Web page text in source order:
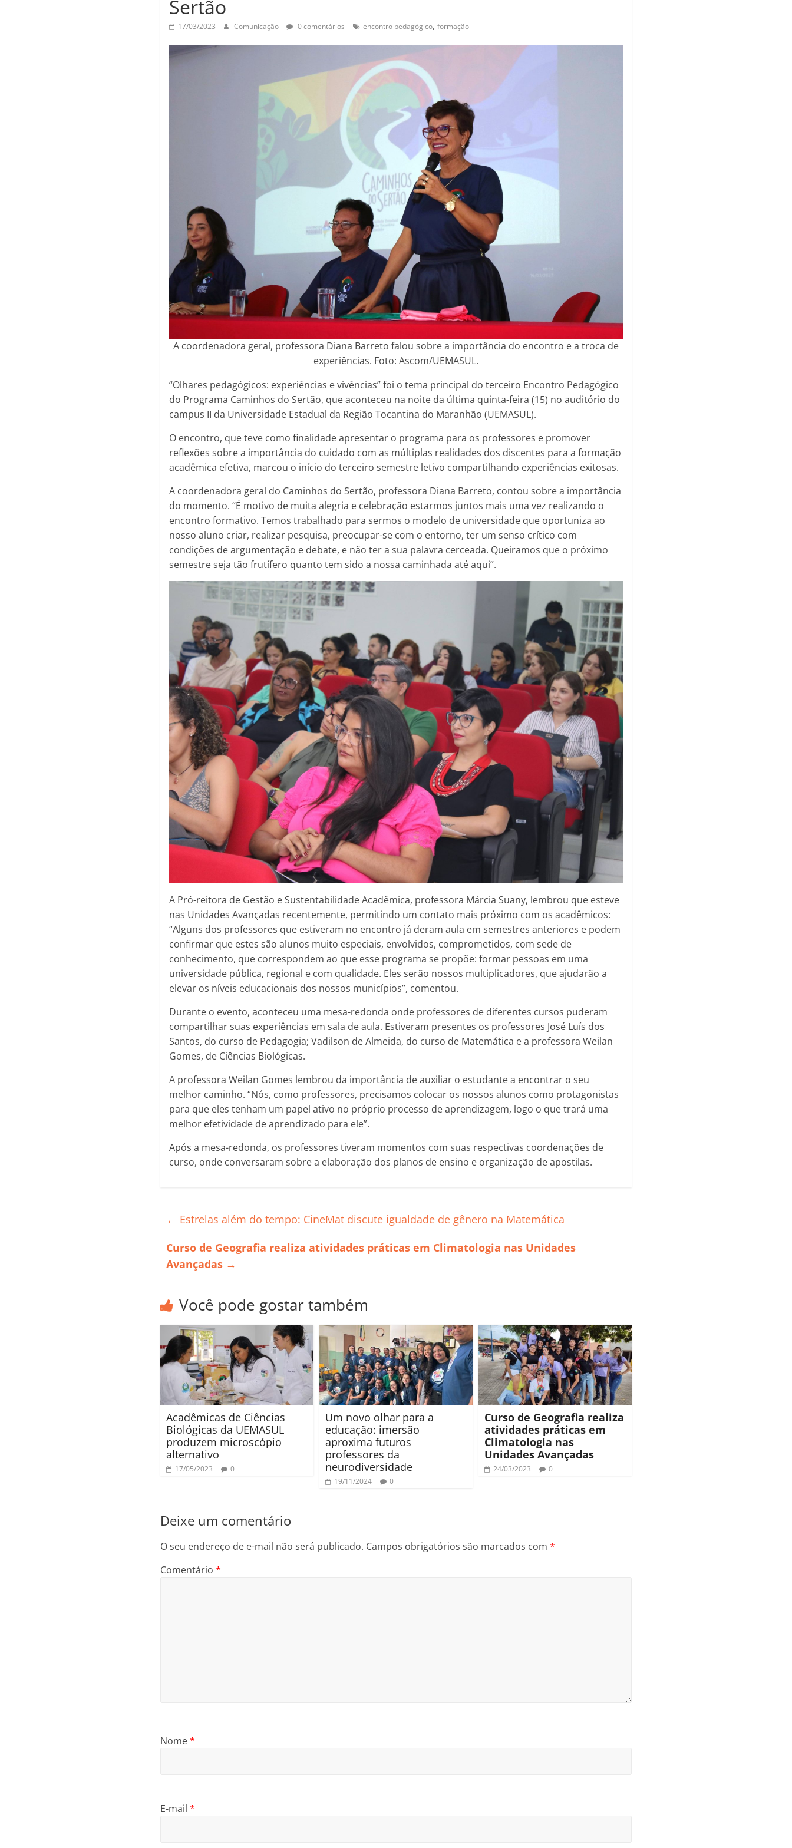
Unidade Avançada de Itinga é
premiado na VIII SAPIENS
UEMASULSertão
17/03/2023 Comunicação 0 comentários encontro pedagógico, formação
A coordenadora geral, professora Diana Barreto falou sobre a importância do encontro e a troca de
experiências. Foto: Ascom/UEMASUL.
“Olhares pedagógicos: experiências e vivências” foi o tema principal do terceiro Encontro Pedagógico
do Programa Caminhos do Sertão, que aconteceu na noite da última quinta-feira (15) no auditório do
campus II da Universidade Estadual da Região Tocantina do Maranhão (UEMASUL).
O encontro, que teve como finalidade apresentar o programa para os professores e promover
reflexões sobre a importância do cuidado com as múltiplas realidades dos discentes para a formação
acadêmica efetiva, marcou o início do terceiro semestre letivo compartilhando experiências exitosas.
A coordenadora geral do Caminhos do Sertão, professora Diana Barreto, contou sobre a importância
do momento. “É motivo de muita alegria e celebração estarmos juntos mais uma vez realizando o
encontro formativo. Temos trabalhado para sermos o modelo de universidade que oportuniza ao
nosso aluno criar, realizar pesquisa, preocupar-se com o entorno, ter um senso crítico com
condições de argumentação e debate, e não ter a sua palavra cerceada. Queiramos que o próximo
semestre seja tão frutífero quanto tem sido a nossa caminhada até aqui”.
A Pró-reitora de Gestão e Sustentabilidade Acadêmica, professora Márcia Suany, lembrou que esteve
nas Unidades Avançadas recentemente, permitindo um contato mais próximo com os acadêmicos:
“Alguns dos professores que estiveram no encontro já deram aula em semestres anteriores e podem
confirmar que estes são alunos muito especiais, envolvidos, comprometidos, com sede de
conhecimento, que correspondem ao que esse programa se propõe: formar pessoas em uma
universidade pública, regional e com qualidade. Eles serão nossos multiplicadores, que ajudarão a
elevar os níveis educacionais dos nossos municípios”, comentou.
Durante o evento, aconteceu uma mesa-redonda onde professores de diferentes cursos puderam
compartilhar suas experiências em sala de aula. Estiveram presentes os professores José Luís dos
Santos, do curso de Pedagogia; Vadilson de Almeida, do curso de Matemática e a professora Weilan
Gomes, de Ciências Biológicas.
A professora Weilan Gomes lembrou da importância de auxiliar o estudante a encontrar o seu
melhor caminho. “Nós, como professores, precisamos colocar os nossos alunos como protagonistas
para que eles tenham um papel ativo no próprio processo de aprendizagem, logo o que trará uma
melhor efetividade de aprendizado para ele”.
Após a mesa-redonda, os professores tiveram momentos com suas respectivas coordenações de
curso, onde conversaram sobre a elaboração dos planos de ensino e organização de apostilas.
← Estrelas além do tempo: CineMat discute igualdade de gênero na Matemática
Curso de Geografia realiza atividades práticas em Climatologia nas Unidades
Avançadas →
Você pode gostar também
Acadêmicas de Ciências
Biológicas da UEMASUL
produzem microscópio
alternativo
17/05/2023 0
Um novo olhar para a
educação: imersão
aproxima futuros
professores da
neurodiversidade
19/11/2024 0
Curso de Geografia realiza
atividades práticas em
Climatologia nas
Unidades Avançadas
24/03/2023 0
Deixe um comentário
O seu endereço de e-mail não será publicado. Campos obrigatórios são marcados com *
Comentário *
Nome*
E-mail *